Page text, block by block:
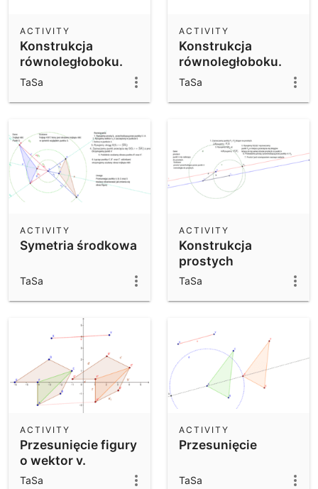
Konstrukcja
równoległoboku.
ACTIVITY
TaSa
Konstrukcja
równoległoboku.
ACTIVITY
TaSa
Symetria środkowa
ACTIVITY
TaSa
Konstrukcja
prostych
równoległych.
ACTIVITY
TaSa
Przesunięcie figury
o wektor v.
ACTIVITY
TaSa
Przesunięcie
ACTIVITY
TaSa